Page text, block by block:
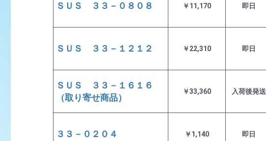
ＳＵＳ ３３－０８０８ ￥11,170 即日
ＳＵＳ ３３－１２１２ ￥22,310 即日
ＳＵＳ ３３－１６１６
（取り寄せ商品）
￥33,360 入荷後発送
３３－０２０４ ￥1,140 即日